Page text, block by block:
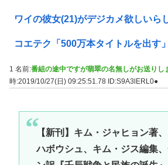
ワイの彼女(21)がデジカメ欲しいら
コエテク「500万本タイトルを出す」
1 名前:番組の途中ですが翡翠の名無しがお送りし
時:2019/10/27(日) 09:25:51.78 ID:S9A3lERL0●
【新刊】キム・ジャヒョン著
ハボウシュ、キム・ジス編集